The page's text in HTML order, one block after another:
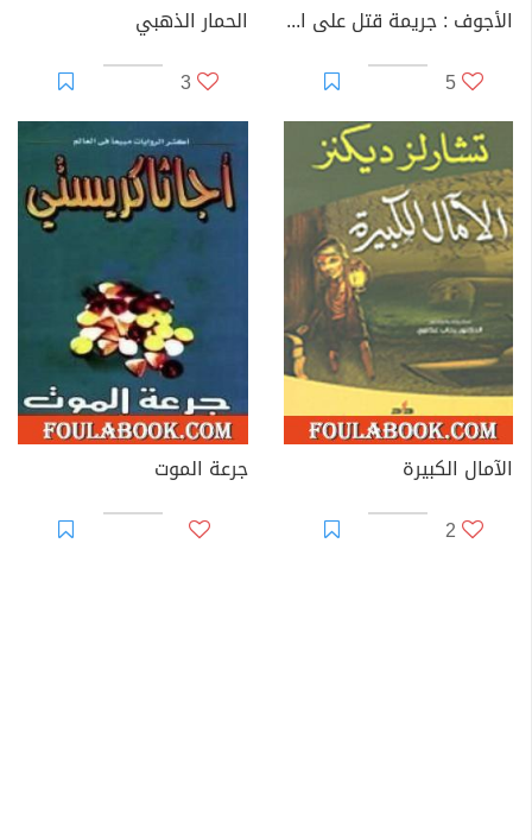
الأجوف : جريمة قتل على المسبح أسرار عائلية غامضة
5
الحمار الذهبي
3
الآمال الكبيرة
2
جرعة الموت